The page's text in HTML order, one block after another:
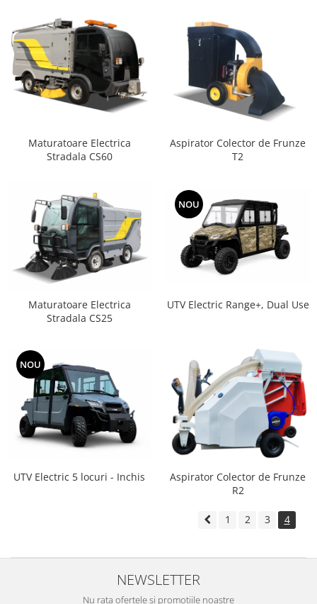
Maturatoare Electrica
Stradala CS60
Aspirator Colector de Frunze
T2
Maturatoare Electrica
Stradala CS25
NOU
UTV Electric Range+, Dual Use
NOU
UTV Electric 5 locuri - Inchis
Aspirator Colector de Frunze
R2
1 2 3 4
NEWSLETTER
Nu rata ofertele si promotiile noastre